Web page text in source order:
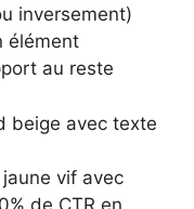
inversement)
élément
au reste
beige avec texte
vif avec
de CTR en